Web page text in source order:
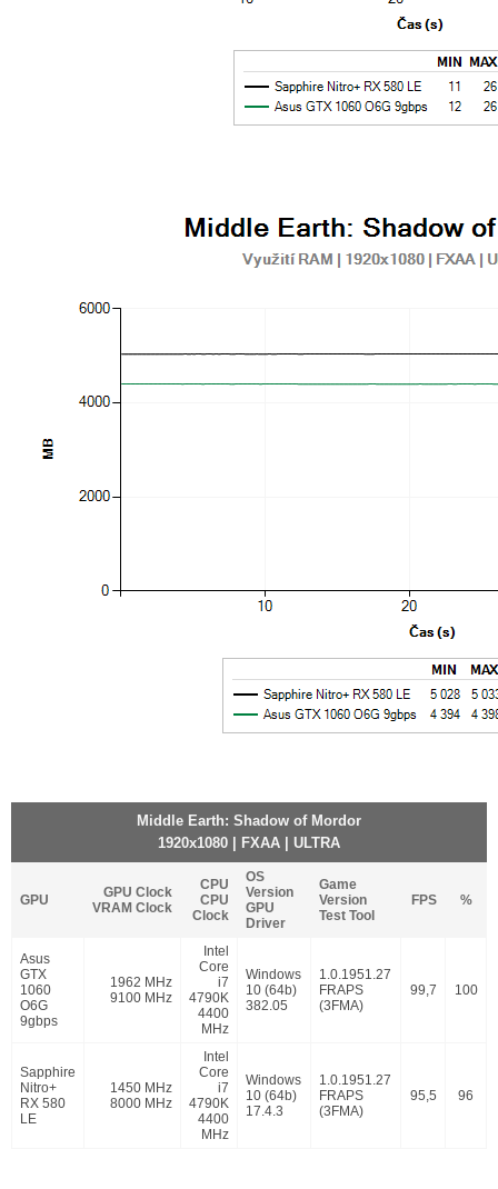
Middle Earth: Shadow of Mordor
1920x1080 | FXAA | ULTRA
GPU
GPU Clock
VRAM Clock
CPU
CPU
Clock
OS
Version
GPU
Driver
Game
Version
Test Tool
FPS %
Asus
GTX
1060
O6G
9gbps
1962 MHz
9100 MHz
Intel
Core
i7
4790K
4400
MHz
Windows
10 (64b)
382.05
1.0.1951.27
FRAPS
(3FMA)
99,7 100
Sapphire
Nitro+
RX 580
LE
1450 MHz
8000 MHz
Intel
Core
i7
4790K
4400
MHz
Windows
10 (64b)
17.4.3
1.0.1951.27
FRAPS
(3FMA)
95,5 96